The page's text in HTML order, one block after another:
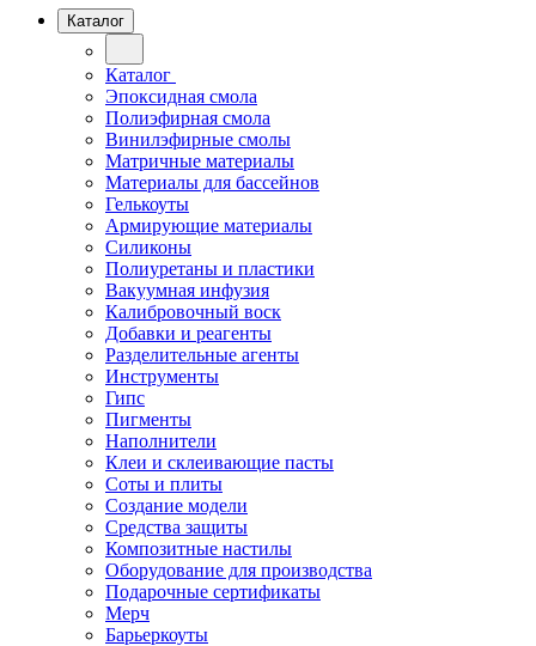
Каталог
Каталог
Эпоксидная смола
Полиэфирная смола
Винилэфирные смолы
Матричные материалы
Материалы для бассейнов
Гелькоуты
Армирующие материалы
Силиконы
Полиуретаны и пластики
Вакуумная инфузия
Калибровочный воск
Добавки и реагенты
Разделительные агенты
Инструменты
Гипс
Пигменты
Наполнители
Клеи и склеивающие пасты
Соты и плиты
Создание модели
Средства защиты
Композитные настилы
Оборудование для производства
Подарочные сертификаты
Мерч
Барьеркоуты